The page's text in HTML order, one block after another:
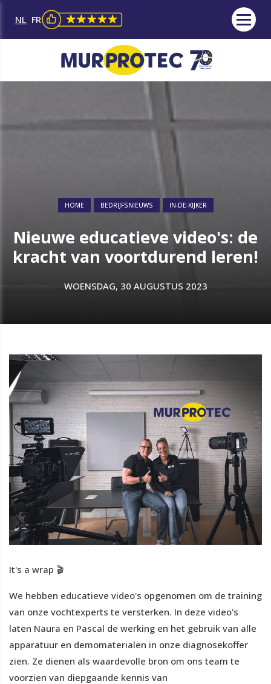
NL FR
HOME BEDRIJFSNIEUWS IN-DE-KIJKER
Nieuwe educatieve video's: de
kracht van voortdurend leren!
WOENSDAG, 30 AUGUSTUS 2023
It's a wrap 🎬
We hebben educatieve video's opgenomen om de training
van onze vochtexperts te versterken. In deze video's
laten Naura en Pascal de werking en het gebruik van alle
apparatuur en demomaterialen in onze diagnosekoffer
zien. Ze dienen als waardevolle bron om ons team te
voorzien van diepgaande kennis van